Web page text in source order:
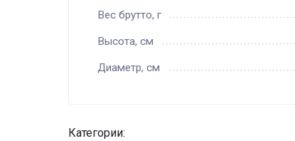
Вес брутто, г
Высота, см
Диаметр, см
Категории: